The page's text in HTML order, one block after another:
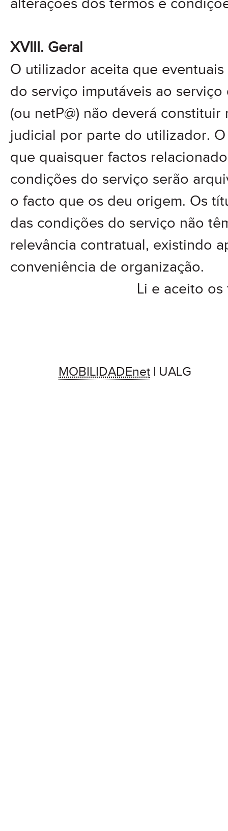
alterações dos termos e
XVIII. Geral
O utilizador aceita que
do serviço imputáveis ao serviço
(ou netP@) não deverá
judicial por parte do utilizador.
que quaisquer factos
condições do serviço serão
o facto que os deu origem. Os
das condições do serviço não
relevância contratual, existindo
conveniência de organização.
Li e aceito
MOBILIDADEnet | UALG